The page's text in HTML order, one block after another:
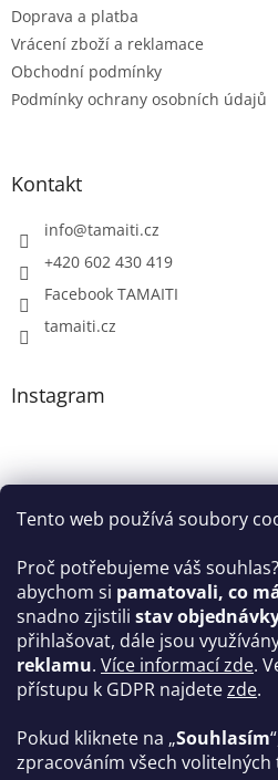
Tento web používá soubory
Proč potřebujeme váš
abychom si pamatovali, co
snadno zjistili stav
přihlašovat, dále jsou
reklamu. Více informací zde.
přístupu k GDPR najdetezde.
Pokud kliknete na „Souhlasím
zpracováním všech volitelných
Doprava a platba
Vrácení zboží a reklamace
Obchodní podmínky
Podmínky ochrany osobních údajů
Kontakt
info@tamaiti.cz
+420 602 430 419
Facebook TAMAITI
tamaiti.cz
Instagram
Sledovat na
Facebook